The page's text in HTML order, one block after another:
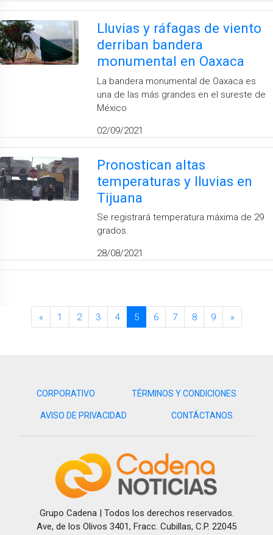
Lluvias y ráfagas de viento
derriban bandera
monumental en Oaxaca
La bandera monumental de Oaxaca es
una de las más grandes en el sureste de
México
02/09/2021
Pronostican altas
temperaturas y lluvias en
Tijuana
Se registrará temperatura máxima de 29
grados.
28/08/2021
« 1 2 3 4 5 6 7 8 9 »
CORPORATIVO TÉRMINOS Y CONDICIONES
AVISO DE PRIVACIDAD CONTÁCTANOS
Grupo Cadena | Todos los derechos reservados.
Ave, de los Olivos 3401, Fracc. Cubillas, C.P. 22045